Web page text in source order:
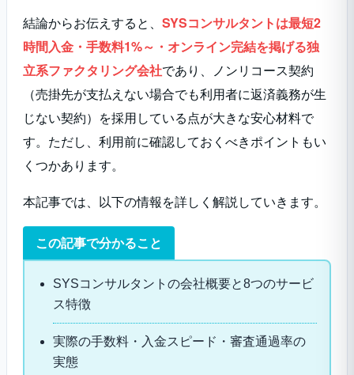
結論からお伝えすると、 SYSコンサルタントは最短2
時間入金・手数料1%～・オンライン完結を掲げる独
立系ファクタリング会社であり、ノンリコース契約
（売掛先が支払えない場合でも利用者に返済義務が生
じない契約）を採用している点が大きな安心材料で
す。ただし、利用前に確認しておくべきポイントもい
くつかあります。
本記事では、以下の情報を詳しく解説していきます。
この記事で分かること
SYSコンサルタントの会社概要と8つのサービ
ス特徴
実際の手数料・入金スピード・審査通過率の
実態